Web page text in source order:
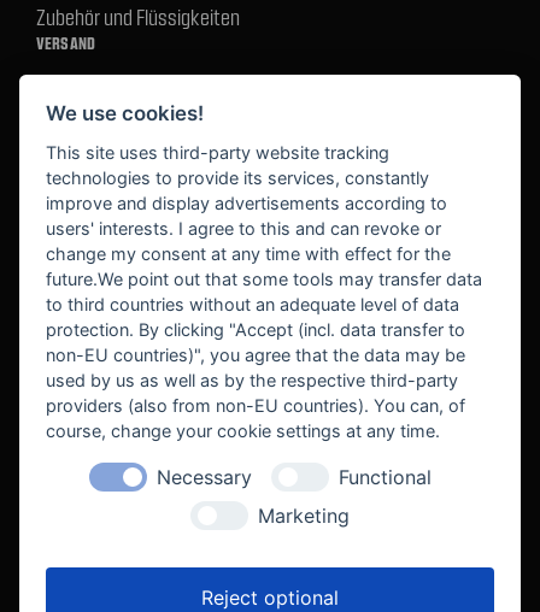
Zubehör und Flüssigkeiten
VERSAND
BEKANNT AUS
We use cookies!
This site uses third-party website tracking
technologies to provide its services, constantly
improve and display advertisements according to
users' interests. I agree to this and can revoke or
change my consent at any time with effect for the
future.We point out that some tools may transfer data
to third countries without an adequate level of data
protection. By clicking "Accept (incl. data transfer to
non-EU countries)", you agree that the data may be
used by us as well as by the respective third-party
providers (also from non-EU countries). You can, of
course, change your cookie settings at any time.
Necessary
Functional
Marketing
Reject optional